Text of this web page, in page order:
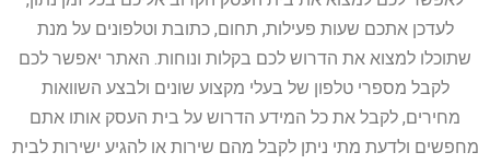
לעדכן אתכם שעות פעילות, תחום, כתובת וטלפונים על מנת
שתוכלו למצוא את הדרוש לכם בקלות ונוחות. האתר יאפשר לכם
לקבל מספרי טלפון של בעלי מקצוע שונים ולבצע השוואות
מחירים, לקבל את כל המידע הדרוש על בית העסק אותו אתם
מחפשים ולדעת מתי ניתן לקבל מהם שירות או להגיע ישירות לבית